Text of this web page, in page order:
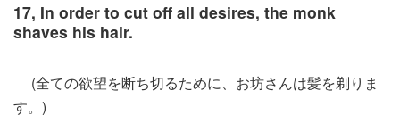
17, In order to cut off all desires, the monk
shaves his hair.
(全ての欲望を断ち切るために、お坊さんは髪を剃りま
す。)